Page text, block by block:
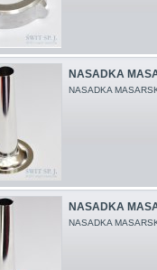
NASADKA
NASADKA
NASADKA
NASADKA